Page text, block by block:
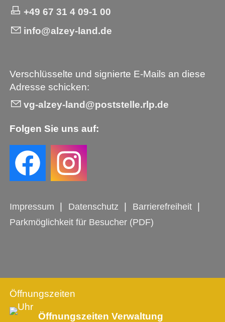
+49 67 31 4 09-1 00
info@alzey-land.de
Verschlüsselte und signierte E-Mails an diese
Adresse schicken:
vg-alzey-land@poststelle.rlp.de
Folgen Sie uns auf:
Impressum Datenschutz
Barrierefreiheit
Parkmöglichkeit für Besucher (PDF)
Öffnungszeiten
Öffnungszeiten Verwaltung